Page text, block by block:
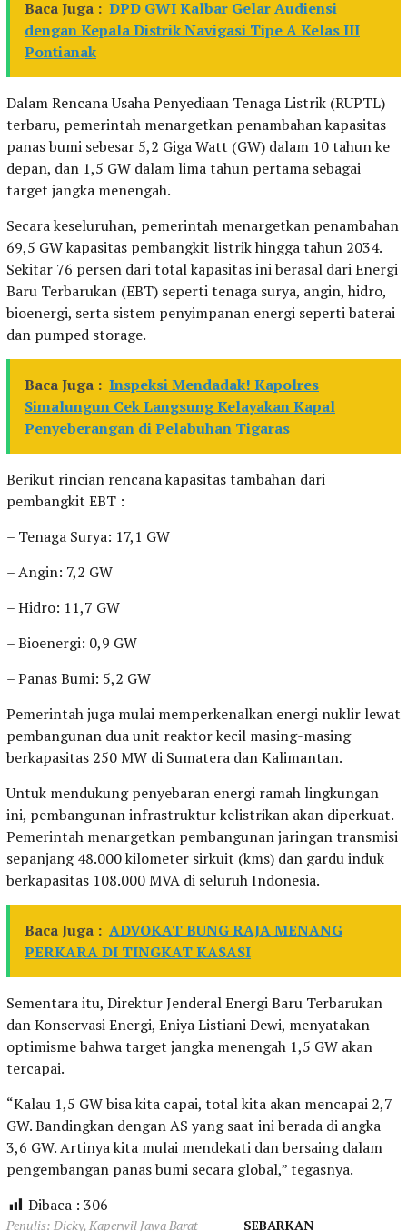
Baca Juga : DPD GWI Kalbar Gelar Audiensi
dengan Kepala Distrik Navigasi Tipe A Kelas III
Pontianak
Dalam Rencana Usaha Penyediaan Tenaga Listrik (RUPTL)
terbaru, pemerintah menargetkan penambahan kapasitas
panas bumi sebesar 5,2 Giga Watt (GW) dalam 10 tahun ke
depan, dan 1,5 GW dalam lima tahun pertama sebagai
target jangka menengah.
Secara keseluruhan, pemerintah menargetkan penambahan
69,5 GW kapasitas pembangkit listrik hingga tahun 2034.
Sekitar 76 persen dari total kapasitas ini berasal dari Energi
Baru Terbarukan (EBT) seperti tenaga surya, angin, hidro,
bioenergi, serta sistem penyimpanan energi seperti baterai
dan pumped storage.
Baca Juga : Inspeksi Mendadak! Kapolres
Simalungun Cek Langsung Kelayakan Kapal
Penyeberangan di Pelabuhan Tigaras
Berikut rincian rencana kapasitas tambahan dari
pembangkit EBT :
– Tenaga Surya: 17,1 GW
– Angin: 7,2 GW
– Hidro: 11,7 GW
– Bioenergi: 0,9 GW
– Panas Bumi: 5,2 GW
Pemerintah juga mulai memperkenalkan energi nuklir lewat
pembangunan dua unit reaktor kecil masing-masing
berkapasitas 250 MW di Sumatera dan Kalimantan.
Untuk mendukung penyebaran energi ramah lingkungan
ini, pembangunan infrastruktur kelistrikan akan diperkuat.
Pemerintah menargetkan pembangunan jaringan transmisi
sepanjang 48.000 kilometer sirkuit (kms) dan gardu induk
berkapasitas 108.000 MVA di seluruh Indonesia.
Baca Juga : ADVOKAT BUNG RAJA MENANG
PERKARA DI TINGKAT KASASI
Sementara itu, Direktur Jenderal Energi Baru Terbarukan
dan Konservasi Energi, Eniya Listiani Dewi, menyatakan
optimisme bahwa target jangka menengah 1,5 GW akan
tercapai.
“Kalau 1,5 GW bisa kita capai, total kita akan mencapai 2,7
GW. Bandingkan dengan AS yang saat ini berada di angka
3,6 GW. Artinya kita mulai mendekati dan bersaing dalam
pengembangan panas bumi secara global,” tegasnya.
Dibaca : 306
Penulis: Dicky, Kaperwil Jawa Barat SEBARKAN